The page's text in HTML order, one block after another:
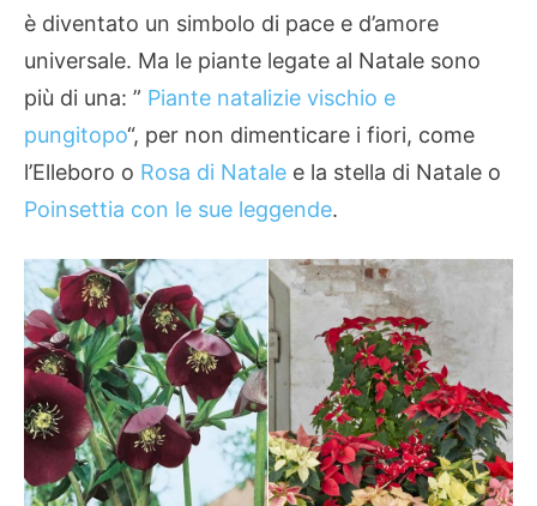
è diventato un simbolo di pace e d’amore
universale. Ma le piante legate al Natale sono
più di una: ” Piante natalizie vischio e
pungitopo“, per non dimenticare i fiori, come
l’Elleboro o Rosa di Natale e la stella di Natale o
Poinsettia con le sue leggende.